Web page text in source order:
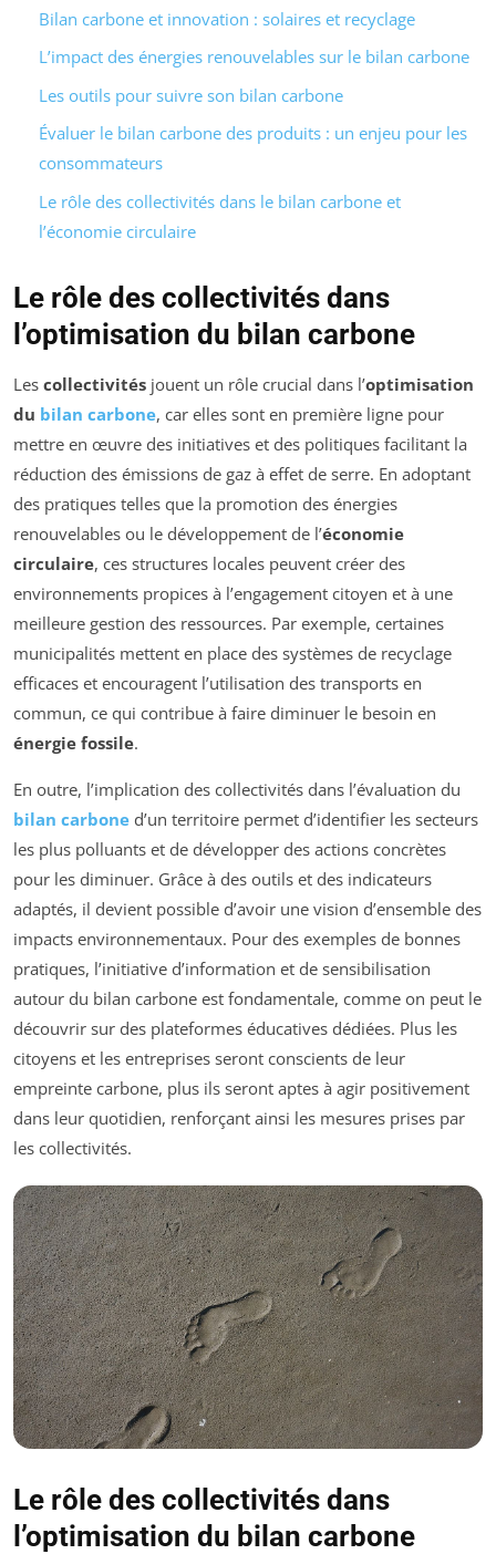
Bilan carbone et innovation : solaires et recyclage
L’impact des énergies renouvelables sur le bilan carbone
Les outils pour suivre son bilan carbone
Évaluer le bilan carbone des produits : un enjeu pour les
consommateurs
Le rôle des collectivités dans le bilan carbone et
l’économie circulaire
Le rôle des collectivités dans
l’optimisation du bilan carbone
Les collectivités jouent un rôle crucial dans l’optimisation
du bilan carbone, car elles sont en première ligne pour
mettre en œuvre des initiatives et des politiques facilitant la
réduction des émissions de gaz à effet de serre. En adoptant
des pratiques telles que la promotion des énergies
renouvelables ou le développement de l’économie
circulaire, ces structures locales peuvent créer des
environnements propices à l’engagement citoyen et à une
meilleure gestion des ressources. Par exemple, certaines
municipalités mettent en place des systèmes de recyclage
efficaces et encouragent l’utilisation des transports en
commun, ce qui contribue à faire diminuer le besoin en
énergie fossile.
En outre, l’implication des collectivités dans l’évaluation du
bilan carbone d’un territoire permet d’identifier les secteurs
les plus polluants et de développer des actions concrètes
pour les diminuer. Grâce à des outils et des indicateurs
adaptés, il devient possible d’avoir une vision d’ensemble des
impacts environnementaux. Pour des exemples de bonnes
pratiques, l’initiative d’information et de sensibilisation
autour du bilan carbone est fondamentale, comme on peut le
découvrir sur des plateformes éducatives dédiées. Plus les
citoyens et les entreprises seront conscients de leur
empreinte carbone, plus ils seront aptes à agir positivement
dans leur quotidien, renforçant ainsi les mesures prises par
les collectivités.
Le rôle des collectivités dans
l’optimisation du bilan carbone